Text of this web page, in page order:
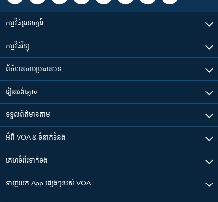
កម្មវិធី​ទូរទស្សន៍
កម្មវិធី​វិទ្យុ
ព័ត៌មាន​តាមប្រធានបទ​
រៀន​​អង់គ្លេស
ទទួល​ព័ត៌មាន​តាម
អំពី​ VOA & ទំនាក់ទំនង
គេហទំព័រ​​ទាក់ទង
ទាញយក​ App ផ្សេងៗ​របស់​ VOA